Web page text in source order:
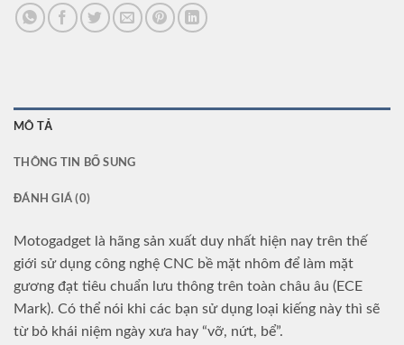
MÔ TẢ
THÔNG TIN BỔ SUNG
ĐÁNH GIÁ (0)
Motogadget là hãng sản xuất duy nhất hiện nay trên thế
giới sử dụng công nghệ CNC bề mặt nhôm để làm mặt
gương đạt tiêu chuẩn lưu thông trên toàn châu âu (ECE
Mark). Có thể nói khi các bạn sử dụng loại kiếng này thì sẽ
từ bỏ khái niệm ngày xưa hay “vỡ, nứt, bể”.